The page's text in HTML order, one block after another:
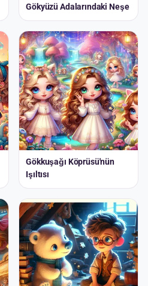
Gökyüzü Adalarındaki Neşe
Gökkuşağı Köprüsü'nün
Işıltısı